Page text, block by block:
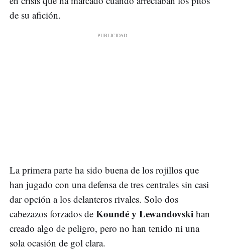
de su afición.
La primera parte ha sido buena de los rojillos que
han jugado con una defensa de tres centrales sin casi
dar opción a los delanteros rivales. Solo dos
cabezazos forzados de Koundé y Lewandovski han
creado algo de peligro, pero no han tenido ni una
sola ocasión de gol clara.